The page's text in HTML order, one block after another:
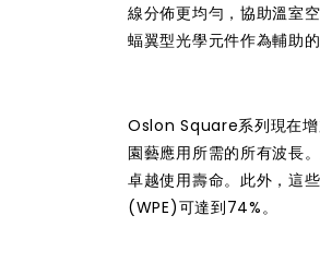
線分佈更均勻，協助溫室
蝠翼型光學元件作為輔助
Oslon Square系列現在
園藝應用所需的所有波長
卓越使用壽命。此外，這
(WPE)可達到74%。